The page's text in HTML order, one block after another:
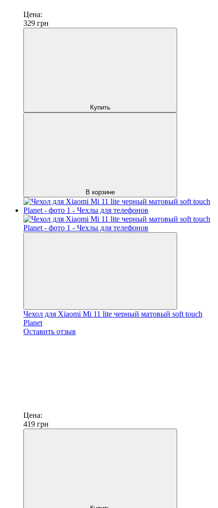
Цена:
329 грн
Купить
В корзине
Чехол для Xiaomi Mi 11 lite черный матовый soft touch
Planet
Оставить отзыв
Цена:
419 грн